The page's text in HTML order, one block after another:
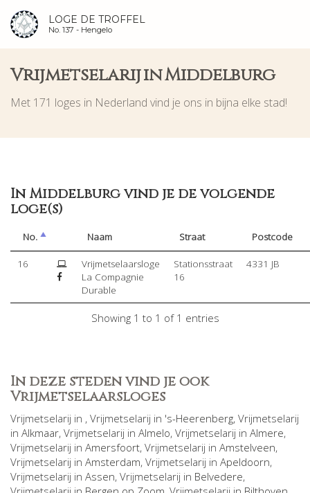
LOGE DE TROFFEL
No. 137 - Hengelo
Vrijmetselarij in Middelburg
Met 171 loges in Nederland vind je ons in bijna elke stad!
In Middelburg vind je de volgende
loge(s)
No. Naam Straat Postcode
16
Vrijmetselaarsloge
La Compagnie
Durable
Stationsstraat
16
4331 JB
Showing 1 to 1 of 1 entries
In deze steden vind je ook
Vrijmetselaarsloges
Vrijmetselarij in , Vrijmetselarij in 's-Heerenberg, Vrijmetselarij
in Alkmaar, Vrijmetselarij in Almelo, Vrijmetselarij in Almere,
Vrijmetselarij in Amersfoort, Vrijmetselarij in Amstelveen,
Vrijmetselarij in Amsterdam, Vrijmetselarij in Apeldoorn,
Vrijmetselarij in Assen, Vrijmetselarij in Belvedere,